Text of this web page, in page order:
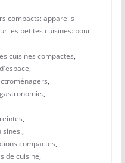
compacts: appareils
les petites cuisines: pour
cuisines compactes,
,
,
,
,
,
compactes,
de cuisine,